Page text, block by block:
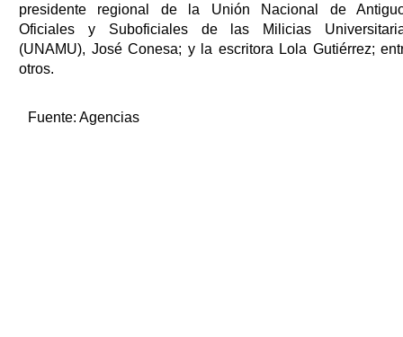
presidente regional de la Unión Nacional de
Oficiales y Suboficiales de las Milicias
(UNAMU), José Conesa; y la escritora Lola Gutiérrez;
otros.
Fuente: Agencias